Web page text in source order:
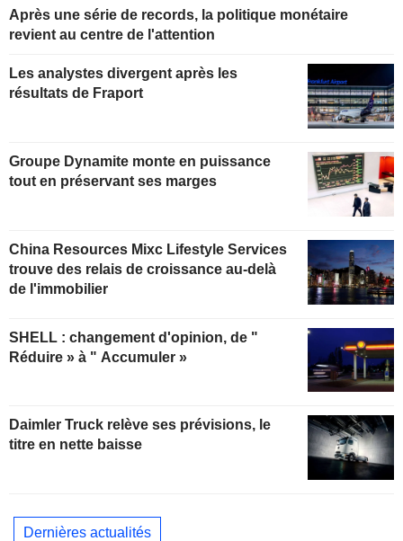
Après une série de records, la politique monétaire
revient au centre de l'attention
Les analystes divergent après les
résultats de Fraport
Groupe Dynamite monte en puissance
tout en préservant ses marges
China Resources Mixc Lifestyle Services
trouve des relais de croissance au-delà
de l'immobilier
SHELL : changement d'opinion, de "
Réduire » à " Accumuler »
Daimler Truck relève ses prévisions, le
titre en nette baisse
Dernières actualités